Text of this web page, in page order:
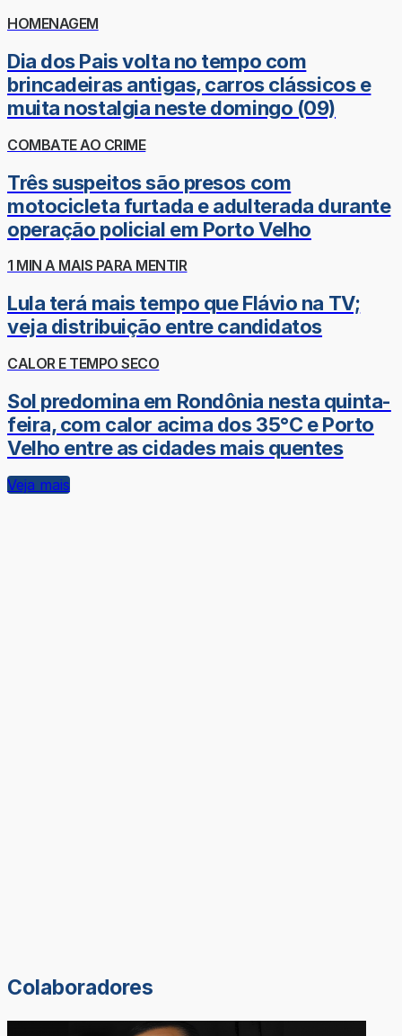
HOMENAGEM
Dia dos Pais volta no tempo com
brincadeiras antigas, carros clássicos e
muita nostalgia neste domingo (09)
COMBATE AO CRIME
Três suspeitos são presos com
motocicleta furtada e adulterada durante
operação policial em Porto Velho
1 MIN A MAIS PARA MENTIR
Lula terá mais tempo que Flávio na TV;
veja distribuição entre candidatos
CALOR E TEMPO SECO
Sol predomina em Rondônia nesta quinta-
feira, com calor acima dos 35°C e Porto
Velho entre as cidades mais quentes
Veja mais
Colaboradores